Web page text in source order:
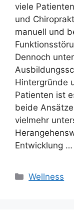
viele
und
manuell und
Dennoch
Hintergründe
Patienten ist
beide
vielmehr
Entwicklung …
Kategorien
Wellness